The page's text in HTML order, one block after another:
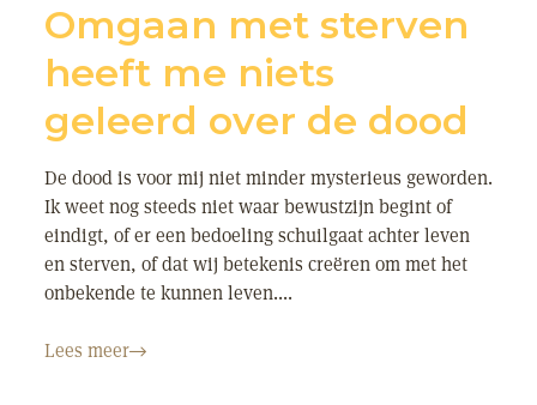
Omgaan met sterven
heeft me niets
geleerd over de dood
De dood is voor mij niet minder mysterieus geworden.
Ik weet nog steeds niet waar bewustzijn begint of
eindigt, of er een bedoeling schuilgaat achter leven
en sterven, of dat wij betekenis creëren om met het
onbekende te kunnen leven....
Lees meer